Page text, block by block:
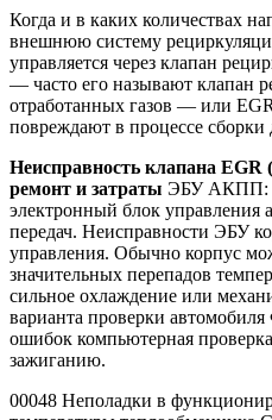
Когда и в каких количествах
внешнюю систему
управляется через клапан
— часто его называют клапан
отработанных газов — или
повреждают в процессе сборки
Неисправность клапана
ремонт и затраты ЭБУ АКПП:
электронный блок управления
передач. Неисправности ЭБУ
управления. Обычно корпус
значительных перепадов
сильное охлаждение или
варианта проверки
ошибок компьютерная
зажиганию.
00048 Неполадки в